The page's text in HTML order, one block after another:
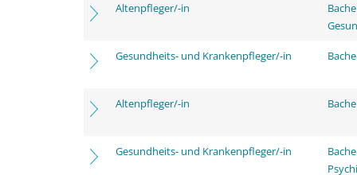
Altenpfleger/-in
Gesundheits- und Krankenpfleger/-in
Altenpfleger/-in
Gesundheits- und Krankenpfleger/-in